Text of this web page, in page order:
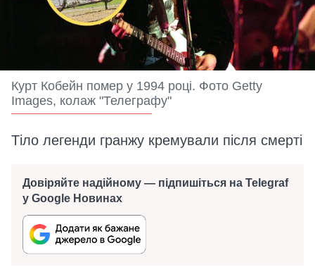
Курт Кобейн помер у 1994 році. Фото Getty
Images, колаж "Телеграфу"
Тіло легенди гранжу кремували після смерті
Довіряйте надійному — підпишіться на Telegraf
у Google Новинах